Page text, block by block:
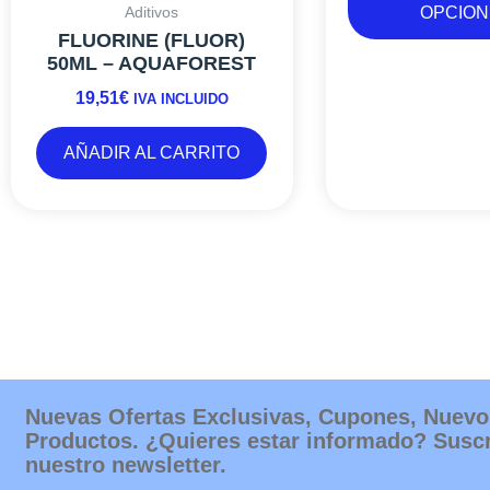
Aditivos
FLUORINE (FLUOR)
50ML – AQUAFOREST
19,51€ IVA INCLUIDO
AÑADIR AL CARRITO
Nuevas Ofertas Exclusivas, Cupones,
Productos. ¿Quieres estar informado?
nuestro newsletter.